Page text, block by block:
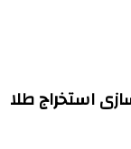
استخراج طلا